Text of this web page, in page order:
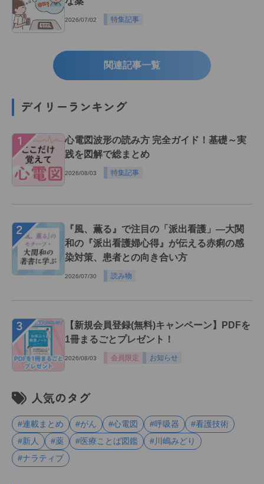
2026/07/02 特集記事
関連記事一覧
デイリーランキング
１
心電図波形の読み方 完全ガイド！基礎～実
践を図解で総まとめ
2026/08/03 特集記事
２
『風、薫る』で注目の「派出看護」―大関
和の『派出看護婦心得』が伝える赤痢の感
染対策、患者との向き合い方
2026/07/30 読み物
３
【新規会員登録(無料)キャンペーン】PDFを
1冊まるごとプレゼント！
2026/08/03 会員限定 お知らせ
人気のタグ
#連載まとめ #がん #心電図 #呼吸器
#看護技術
#新人
#薬 #医療ことば図鑑
#川嶋みどり
#ナラティブ